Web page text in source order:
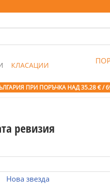
КЛАСАЦИИ
ПРИ ПОРЪЧКА НАД 35.28 € /
ревизия
Нова звезда